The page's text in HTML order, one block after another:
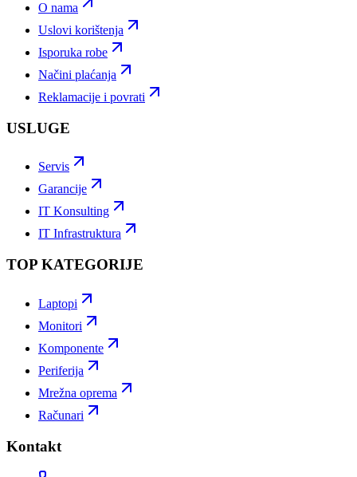
O nama
Uslovi korištenja
Isporuka robe
Načini plaćanja
Reklamacije i povrati
USLUGE
Servis
Garancije
IT Konsulting
IT Infrastruktura
TOP KATEGORIJE
Laptopi
Monitori
Komponente
Periferija
Mrežna oprema
Računari
Kontakt